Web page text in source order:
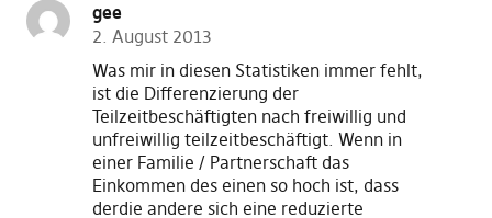
gee
2. August 2013
Was mir in diesen Statistiken immer fehlt,
ist die Differenzierung der
Teilzeitbeschäftigten nach freiwillig und
unfreiwillig teilzeitbeschäftigt. Wenn in
einer Familie / Partnerschaft das
Einkommen des einen so hoch ist, dass
derdie andere sich eine reduzierte